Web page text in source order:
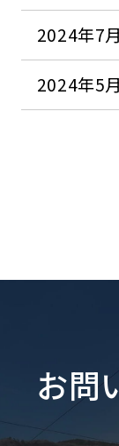
2024年7月
2024年5月
お問